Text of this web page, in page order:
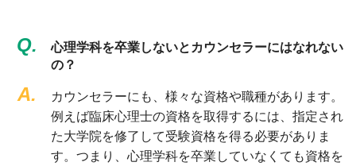
Q.
心理学科を卒業しないとカウンセラーにはなれない
の？
A.
カウンセラーにも、様々な資格や職種があります。
例えば臨床心理士の資格を取得するには、指定され
た大学院を修了して受験資格を得る必要がありま
す。つまり、心理学科を卒業していなくても資格を